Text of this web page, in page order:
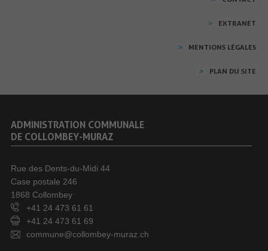
EXTRANET
MENTIONS LÉGALES
PLAN DU SITE
ADMINISTRATION COMMUNALE
DE COLLOMBEY-MURAZ
Rue des Dents-du-Midi 44
Case postale 246
1868 Collombey
+41 24 473 61 61
+41 24 473 61 69
commune@collombey-muraz.ch